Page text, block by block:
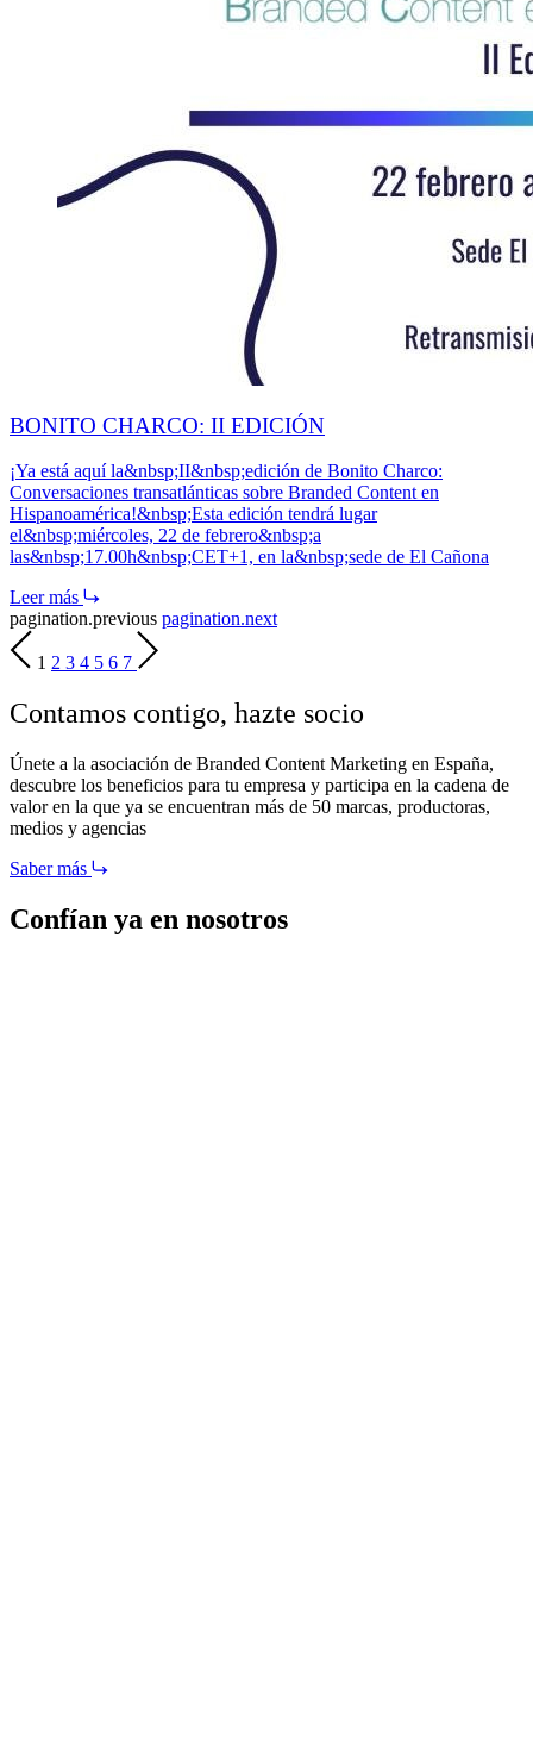
BONITO CHARCO: II EDICIÓN
¡Ya está aquí la&nbsp;II&nbsp;edición de Bonito Charco:
Conversaciones transatlánticas sobre Branded Content en
Hispanoamérica!&nbsp;Esta edición tendrá lugar
el&nbsp;miércoles, 22 de febrero&nbsp;a
las&nbsp;17.00h&nbsp;CET+1, en la&nbsp;sede de El Cañona
Leer más
pagination.previous pagination.next
1 2 3 4 5 6 7
Contamos contigo, hazte socio
Únete a la asociación de Branded Content Marketing en España,
descubre los beneficios para tu empresa y participa en la cadena de
valor en la que ya se encuentran más de 50 marcas, productoras,
medios y agencias
Saber más
Confían ya en nosotros